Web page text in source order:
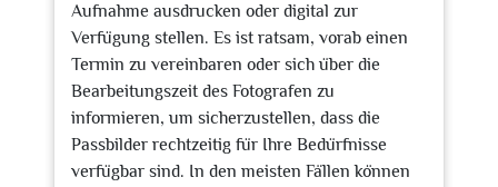
Aufnahme ausdrucken oder digital zur
Verfügung stellen. Es ist ratsam, vorab einen
Termin zu vereinbaren oder sich über die
Bearbeitungszeit des Fotografen zu
informieren, um sicherzustellen, dass die
Passbilder rechtzeitig für Ihre Bedürfnisse
verfügbar sind. In den meisten Fällen können